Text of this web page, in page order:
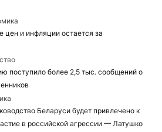
и инфляции остается за
поступило более 2,5 тыс. сообщений о
Беларуси будет привлечено к
в российской агрессии — Латушко